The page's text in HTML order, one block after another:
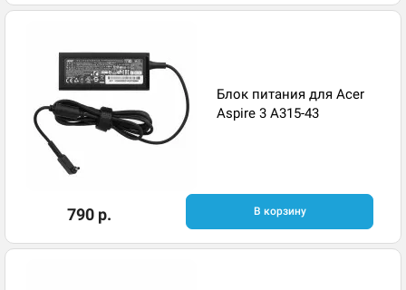
Блок питания для Acer
Aspire 3 A315-43
790 р. В корзину